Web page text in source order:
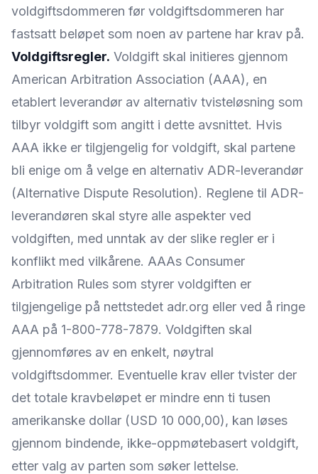
voldgiftsdommeren før voldgiftsdommeren har
fastsatt beløpet som noen av partene har krav på.
Voldgiftsregler. Voldgift skal initieres gjennom
American Arbitration Association (AAA), en
etablert leverandør av alternativ tvisteløsning som
tilbyr voldgift som angitt i dette avsnittet. Hvis
AAA ikke er tilgjengelig for voldgift, skal partene
bli enige om å velge en alternativ ADR-leverandør
(Alternative Dispute Resolution). Reglene til ADR-
leverandøren skal styre alle aspekter ved
voldgiften, med unntak av der slike regler er i
konflikt med vilkårene. AAAs Consumer
Arbitration Rules som styrer voldgiften er
tilgjengelige på nettstedet adr.org eller ved å ringe
AAA på 1-800-778-7879. Voldgiften skal
gjennomføres av en enkelt, nøytral
voldgiftsdommer. Eventuelle krav eller tvister der
det totale kravbeløpet er mindre enn ti tusen
amerikanske dollar (USD 10 000,00), kan løses
gjennom bindende, ikke-oppmøtebasert voldgift,
etter valg av parten som søker lettelse.